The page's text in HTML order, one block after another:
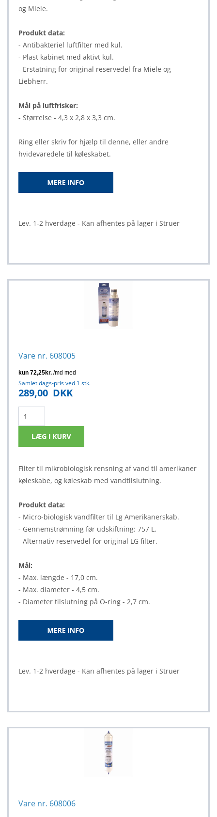
og Miele.
Produkt data:
- Antibakteriel luftfilter med kul.
- Plast kabinet med aktivt kul.
- Erstatning for original reservedel fra Miele og
Liebherr.
Mål på luftfrisker:
- Størrelse - 4,3 x 2,8 x 3,3 cm.
Ring eller skriv for hjælp til denne, eller andre
hvidevaredele til køleskabet.
Lev. 1-2 hverdage - Kan afhentes på lager i Struer
Vare nr. 608005
Samlet dags-pris ved 1 stk.
289,00 DKK
Filter til mikrobiologisk rensning af vand til amerikaner
køleskabe, og køleskab med vandtilslutning.
Produkt data:
- Micro-biologisk vandfilter til Lg Amerikanerskab.
- Gennemstrømning før udskiftning: 757 L.
- Alternativ reservedel for original LG filter.
Mål:
- Max. længde - 17,0 cm.
- Max. diameter - 4,5 cm.
- Diameter tilslutning på O-ring - 2,7 cm.
Lev. 1-2 hverdage - Kan afhentes på lager i Struer
Vare nr. 608006